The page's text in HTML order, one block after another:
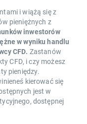
i wiążą się z
pieniężnych z
inwestorów
w wyniku handlu
CFD. Zastanów
CFD, i czy możesz
pieniędzy.
kierować się
jest w
dostępnej